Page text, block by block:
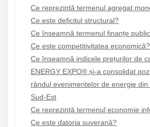
Ce reprezintă termenul agregat
Ce este deficitul structural?
Ce înseamnă termenul finanțe
Ce este competitivitatea economică?
Ce înseamnă indicele prețurilor de
ENERGY EXPO® și-a consolidat
rândul evenimentelor de energie din
Sud-Est
Ce reprezintă termenul economie
Ce este datoria suverană?